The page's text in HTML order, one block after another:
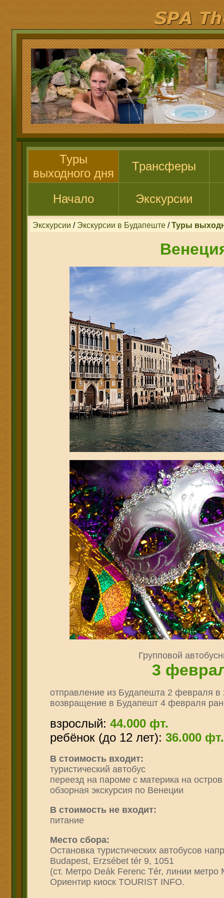
Туры
выходного дня
Трансферы
Начало Экскурсии
Экскурсии / Экскурсии в Будапеште /Туры
Групповой
3
отправление из Будапешта 2 февраля в
возвращение в Будапешт 4 февраля
взрослый: 44.000 фт.
ребёнок (до 12 лет): 36.000 фт.
В стоимость входит:
туристический автобус
переезд на пароме с материка на
обзорная экскурсия по Венеции
В стоимость не входит:
питание
Место сбора:
Остановка туристических автобусов
Budapest, Erzsébet tér 9, 1051
(ст. Метро Deák Ferenc Tér, линии
Ориентир киоск TOURIST INFO.